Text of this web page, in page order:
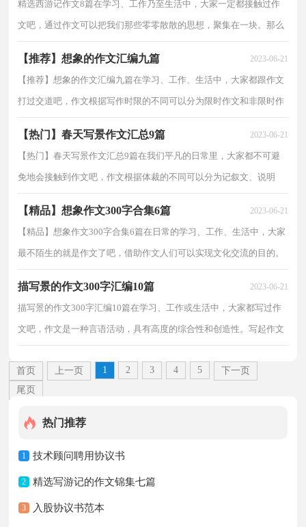
精选西游记作文8篇在学习、工作乃至生活中，大家一定都接触过作
文吧，通过作文可以把我们那些零零散散的思想，聚集在一块。那么
【推荐】想象的作文汇编九篇 2023-06-21
【推荐】想象的作文汇编九篇在学习、工作、生活中，大家都跟作文
打过交道吧，作文根据写作时限的不同可以分为限时作文和非限时作
【热门】春天写景作文汇总9篇 2023-06-21
【热门】春天写景作文汇总9篇在我们平凡的日常里，大家都不可避
免地会接触到作文吧，作文根据体裁的不同可以分为记叙文、说明
【精品】想象作文300字合集6篇 2023-06-21
【精品】想象作文300字合集6篇在日常的学习、工作、生活中，大家
最不陌生的就是作文了吧，借助作文人们可以实现文化交流的目的。
描写景的作文300字汇编10篇 2023-06-21
描写景的作文300字汇编10篇在学习、工作或生活中，大家都写过作
文吧，作文是一种言语活动，具有高度的综合性和创造性。写起作文
首页
上一页 1 2 3 4 5
下一页
尾页
热门推荐
1 技术顾问聘用协议书
2 精选写游记的作文锦集七篇
3 入股协议书范本